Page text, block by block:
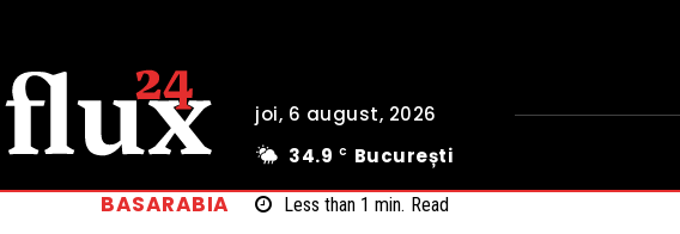
joi, 6 august, 2026
34.9 C București
BASARABIA Less than 1 min. Read